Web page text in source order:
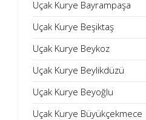
Uçak Kurye Bayrampaşa
Uçak Kurye Beşiktaş
Uçak Kurye Beykoz
Uçak Kurye Beylikdüzü
Uçak Kurye Beyoğlu
Uçak Kurye Büyükçekmece